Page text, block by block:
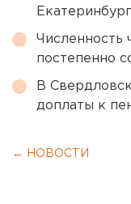
Екатеринбург
Численность
постепенно
В
доплаты к
← НОВОСТИ